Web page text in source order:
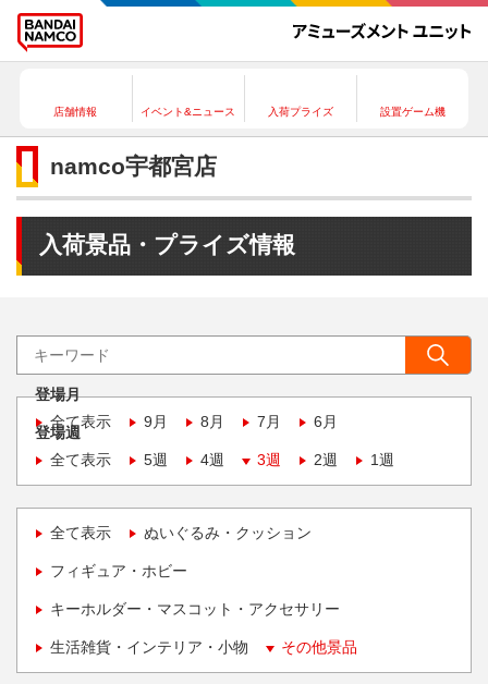
店舗情報 イベント&ニュース 入荷プライズ 設置ゲーム機
namco宇都宮店
入荷景品・プライズ情報
登場月
全て表示
9月 8月 7月 6月
登場週
全て表示
5週 4週 3週 2週 1週
全て表示 ぬいぐるみ・クッション
フィギュア・ホビー
キーホルダー・マスコット・アクセサリー
生活雑貨・インテリア・小物 その他景品